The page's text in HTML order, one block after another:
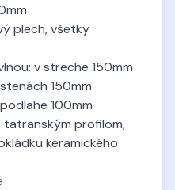
plech, všetky
v streche 150mm
150mm
100mm
profilom,
keramického